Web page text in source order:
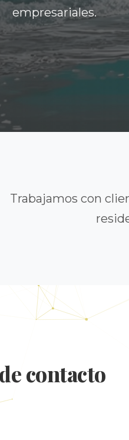
empresariales.
Trabajamos con
contacto